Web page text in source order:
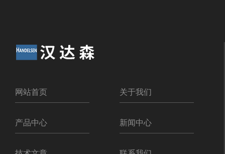
网站首页 关于我们
产品中心 新闻中心